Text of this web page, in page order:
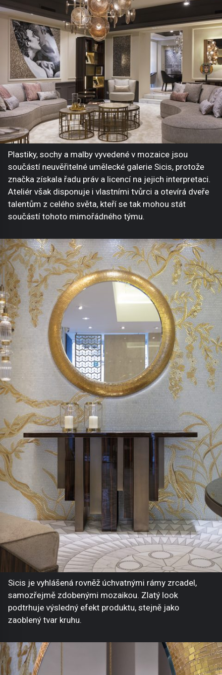
Plastiky, sochy a malby vyvedené v mozaice jsou
součástí neuvěřitelné umělecké galerie Sicis, protože
značka získala řadu práv a licencí na jejich interpretaci.
Ateliér však disponuje i vlastními tvůrci a otevírá dveře
talentům z celého světa, kteří se tak mohou stát
součástí tohoto mimořádného týmu.
Sicis je vyhlášená rovněž úchvatnými rámy zrcadel,
samozřejmě zdobenými mozaikou. Zlatý look
podtrhuje výsledný efekt produktu, stejně jako
zaoblený tvar kruhu.